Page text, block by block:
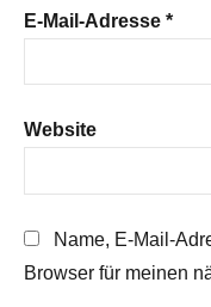
E-Mail-Adresse *
Website
Name, E-Mail-
Browser für meinen